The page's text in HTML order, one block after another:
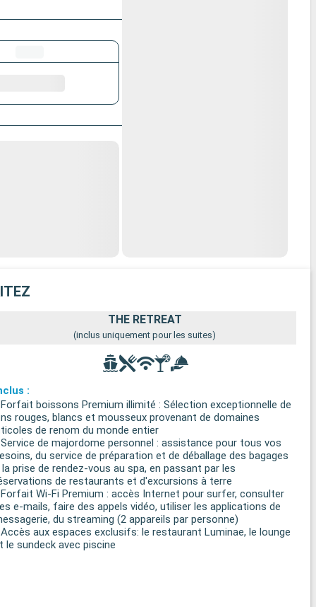
THE RETREAT
(inclus uniquement pour les suites)
:
boissons Premium illimité : Sélection exceptionnelle de
rouges, blancs et mousseux provenant de domaines
de renom du monde entier
de majordome personnel : assistance pour tous vos
du service de préparation et de déballage des bagages
la prise de rendez-vous au spa, en passant par les
de restaurants et d'excursions à terre
Wi-Fi Premium : accès Internet pour surfer, consulter
e-mails, faire des appels vidéo, utiliser les applications de
du streaming (2 appareils par personne)
aux espaces exclusifs: le restaurant Luminae, le lounge
le sundeck avec piscine